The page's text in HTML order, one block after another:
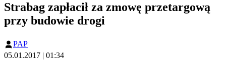
Strabag zapłacił za zmowę przetargową
przy budowie drogi
PAP
05.01.2017 | 01:34